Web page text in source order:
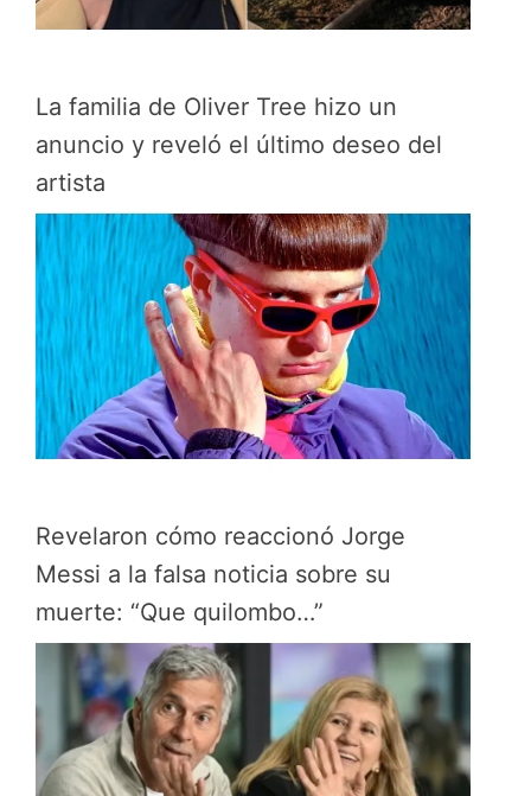
La familia de Oliver Tree hizo un
anuncio y reveló el último deseo del
artista
Revelaron cómo reaccionó Jorge
Messi a la falsa noticia sobre su
muerte: “Que quilombo…”